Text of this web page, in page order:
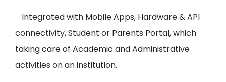
Integrated with Mobile Apps, Hardware & API
connectivity, Student or Parents Portal, which
taking care of Academic and Administrative
activities on an institution.